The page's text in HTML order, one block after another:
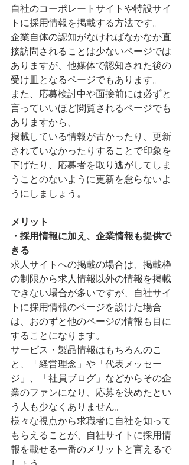
自社のコーポレートサイトや特設サイ
トに採用情報を掲載する方法です。
企業自体の認知がなければなかなか直
接訪問されることは少ないページでは
ありますが、他媒体で認知された後の
受け皿となるページでもあります。
また、応募検討中や面接前には必ずと
言っていいほど閲覧されるページでも
ありますから、
掲載している情報が古かったり、更新
されていなかったりすることで印象を
下げたり、応募者を取り逃がしてしま
うことのないように更新を怠らないよ
うにしましょう。
メリット
・採用情報に加え、企業情報も提供で
きる
求人サイトへの掲載の場合は、掲載枠
の制限から求人情報以外の情報を掲載
できない場合が多いですが、自社サイ
トに採用情報のページを設けた場合
は、おのずと他のページの情報も目に
することになります。
サービス・製品情報はもちろんのこ
と、「経営理念」や「代表メッセー
ジ」、「社員ブログ」などからその企
業のファンになり、応募を決めたとい
う人も少なくありません。
様々な視点から求職者に自社を知って
もらえることが、自社サイトに採用情
報を載せる一番のメリットと言えるで